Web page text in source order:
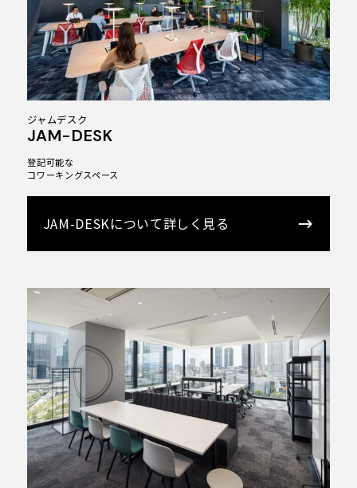
登記可能な
コワーキングスペース
ジャムデスク
JAM-DESK
JAM-DESKについて詳しく見る